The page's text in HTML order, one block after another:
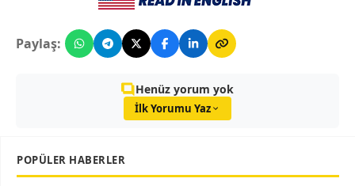
Paylaş:
Henüz yorum yok
İlk Yorumu Yaz
POPÜLER HABERLER